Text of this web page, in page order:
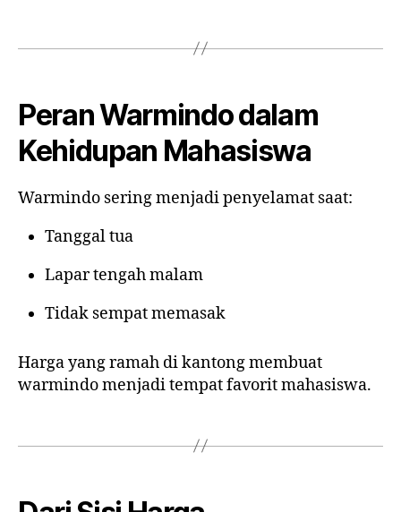
Peran Warmindo dalam
Kehidupan Mahasiswa
Warmindo sering menjadi penyelamat saat:
Tanggal tua
Lapar tengah malam
Tidak sempat memasak
Harga yang ramah di kantong membuat
warmindo menjadi tempat favorit mahasiswa.